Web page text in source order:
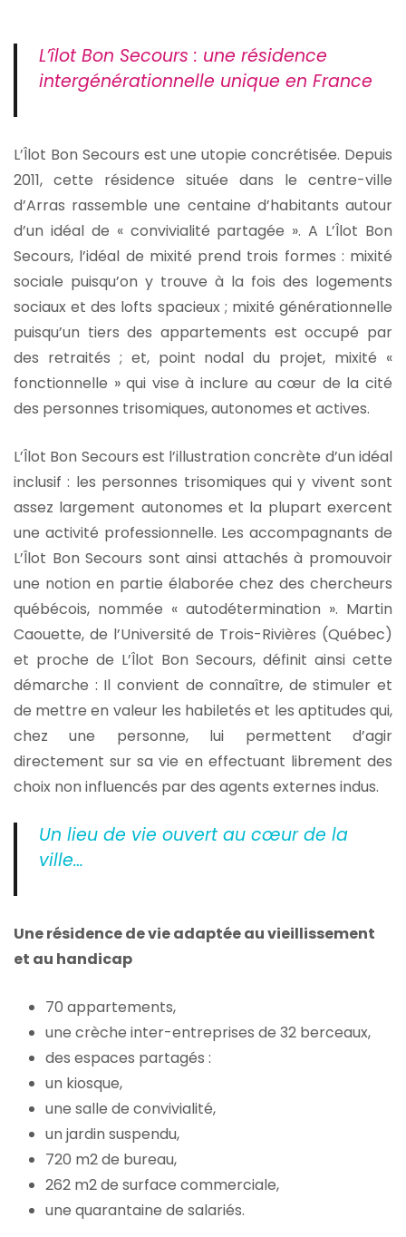
L’îlot Bon Secours : une résidence
intergénérationnelle unique en France
L’Îlot Bon Secours est une utopie concrétisée. Depuis
2011, cette résidence située dans le centre-ville
d’Arras rassemble une centaine d’habitants autour
d’un idéal de « convivialité partagée ». A L’Îlot Bon
Secours, l’idéal de mixité prend trois formes : mixité
sociale puisqu’on y trouve à la fois des logements
sociaux et des lofts spacieux ; mixité générationnelle
puisqu’un tiers des appartements est occupé par
des retraités ; et, point nodal du projet, mixité «
fonctionnelle » qui vise à inclure au cœur de la cité
des personnes trisomiques, autonomes et actives.
L’Îlot Bon Secours est l’illustration concrète d’un idéal
inclusif : les personnes trisomiques qui y vivent sont
assez largement autonomes et la plupart exercent
une activité professionnelle. Les accompagnants de
L’Îlot Bon Secours sont ainsi attachés à promouvoir
une notion en partie élaborée chez des chercheurs
québécois, nommée « autodétermination ». Martin
Caouette, de l’Université de Trois-Rivières (Québec)
et proche de L’Îlot Bon Secours, définit ainsi cette
démarche : Il convient de connaître, de stimuler et
de mettre en valeur les habiletés et les aptitudes qui,
chez une personne, lui permettent d’agir
directement sur sa vie en effectuant librement des
choix non influencés par des agents externes indus.
Un lieu de vie ouvert au cœur de la
ville…
Une résidence de vie adaptée au vieillissement
et au handicap
70 appartements,
une crèche inter-entreprises de 32 berceaux,
des espaces partagés :
un kiosque,
une salle de convivialité,
un jardin suspendu,
720 m2 de bureau,
262 m2 de surface commerciale,
une quarantaine de salariés.